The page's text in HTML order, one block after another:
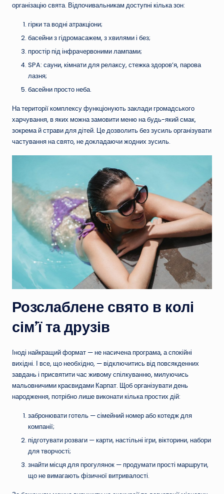
організацію свята. Відпочивальникам доступні кілька зон:
гірки та водні атракціони;
басейни з гідромасажем, з хвилями і без;
простір під інфрачервоними лампами;
SPA: сауни, кімнати для релаксу, стежка здоров’я, парова
лазня;
басейни просто неба.
На території комплексу функціонують заклади громадського
харчування, в яких можна замовити меню на будь-який смак,
зокрема й страви для дітей. Це дозволить без зусиль організувати
частування на свято, не докладаючи жодних зусиль.
Розслаблене свято в колі
сім’ї та друзів
Іноді найкращий формат — не насичена програма, а спокійні
вихідні. І все, що необхідно, — відключитись від повсякденних
завдань і присвятити час живому спілкуванню, милуючись
мальовничими краєвидами Карпат. Щоб організувати день
народження, потрібно лише виконати кілька простих дій:
забронювати готель — сімейний номер або котедж для
компанії;
підготувати розваги — карти, настільні ігри, вікторини, набори
для творчості;
знайти місця для прогулянок — продумати прості маршрути,
що не вимагають фізичної витривалості.